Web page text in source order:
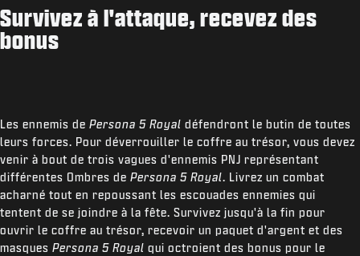
Survivez à l'attaque, recevez des
bonus
Les ennemis de Persona 5 Royal défendront le butin de toutes
leurs forces. Pour déverrouiller le coffre au trésor, vous devez
venir à bout de trois vagues d'ennemis PNJ représentant
différentes Ombres de Persona 5 Royal. Livrez un combat
acharné tout en repoussant les escouades ennemies qui
tentent de se joindre à la fête. Survivez jusqu'à la fin pour
ouvrir le coffre au trésor, recevoir un paquet d'argent et des
masques Persona 5 Royal qui octroient des bonus pour le